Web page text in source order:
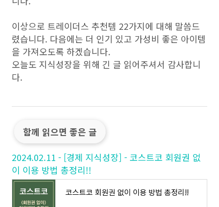
이상으로 트레이더스 추천템 22가지에 대해 말씀드
렸습니다. 다음에는 더 인기 있고 가성비 좋은 아이템
을 가져오도록 하겠습니다.
오늘도 지식성장을 위해 긴 글 읽어주셔서 감사합니
다.
함께 읽으면 좋은 글
2024.02.11 - [경제 지식성장] - 코스트코 회원권 없
이 이용 방법 총정리!!
코스트코 회원권 없이 이용 방법 총정리!!